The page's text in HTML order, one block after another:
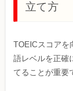
立て方
TOEICスコアを
語レベルを正確
てることが重要